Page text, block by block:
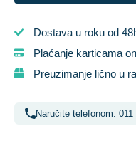
Dostava u roku od
Plaćanje karticama
Preuzimanje lično u
Naručite telefonom: 011